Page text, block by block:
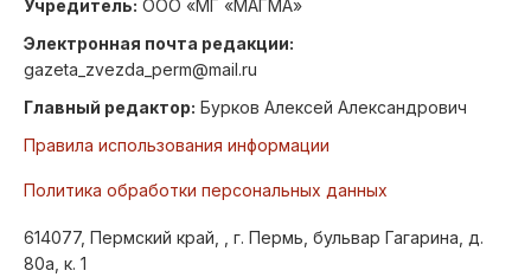
Учредитель: ООО «МГ «МАГМА»
Электронная почта редакции:
gazeta_zvezda_perm@mail.ru
Главный редактор: Бурков Алексей Александрович
Правила использования информации
Политика обработки персональных данных
614077, Пермский край, , г. Пермь, бульвар Гагарина, д.
80а, к. 1